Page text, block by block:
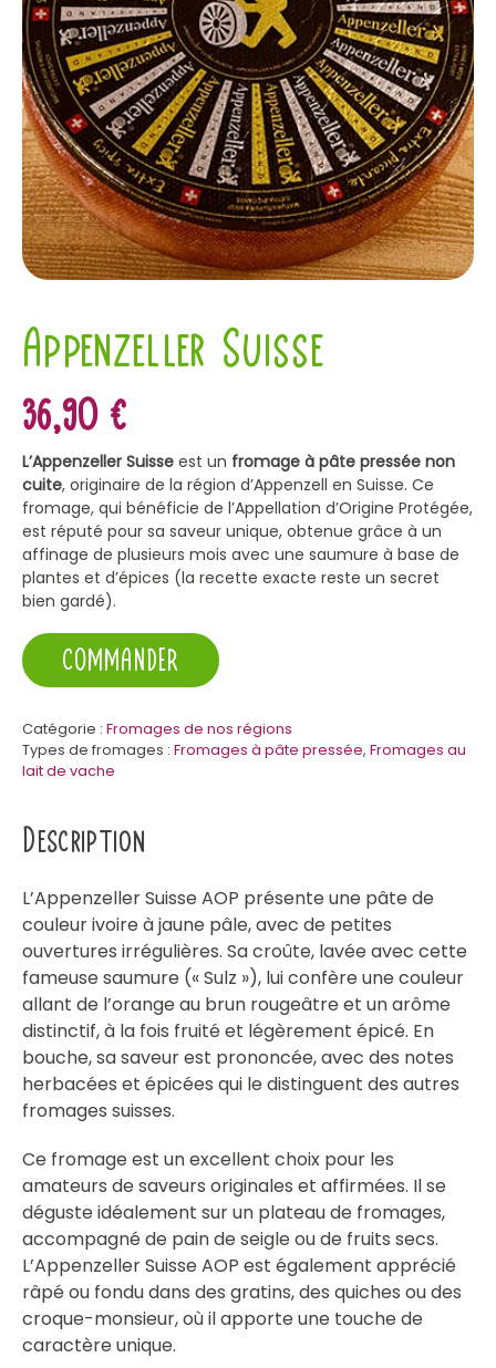
Appenzeller Suisse
36,90 €
L’Appenzeller Suisse est un fromage à pâte pressée non
cuite, originaire de la région d’Appenzell en Suisse. Ce
fromage, qui bénéficie de l’Appellation d’Origine Protégée,
est réputé pour sa saveur unique, obtenue grâce à un
affinage de plusieurs mois avec une saumure à base de
plantes et d’épices (la recette exacte reste un secret
bien gardé).
COMMANDER
Catégorie : Fromages de nos régions
Types de fromages : Fromages à pâte pressée, Fromages au
lait de vache
Description
L’Appenzeller Suisse AOP présente une pâte de
couleur ivoire à jaune pâle, avec de petites
ouvertures irrégulières. Sa croûte, lavée avec cette
fameuse saumure (« Sulz »), lui confère une couleur
allant de l’orange au brun rougeâtre et un arôme
distinctif, à la fois fruité et légèrement épicé. En
bouche, sa saveur est prononcée, avec des notes
herbacées et épicées qui le distinguent des autres
fromages suisses.
Ce fromage est un excellent choix pour les
amateurs de saveurs originales et affirmées. Il se
déguste idéalement sur un plateau de fromages,
accompagné de pain de seigle ou de fruits secs.
L’Appenzeller Suisse AOP est également apprécié
râpé ou fondu dans des gratins, des quiches ou des
croque-monsieur, où il apporte une touche de
caractère unique.